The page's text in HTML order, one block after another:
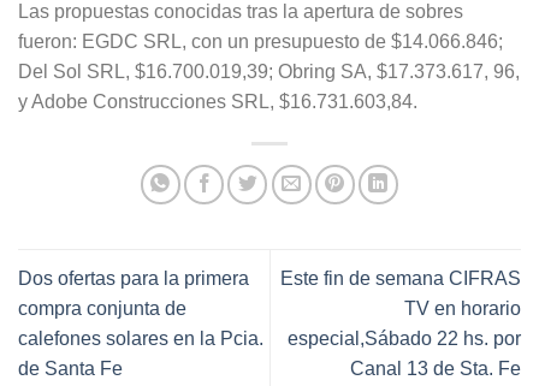
Las propuestas conocidas tras la apertura de sobres
fueron: EGDC SRL, con un presupuesto de $14.066.846;
Del Sol SRL, $16.700.019,39; Obring SA, $17.373.617, 96,
y Adobe Construcciones SRL, $16.731.603,84.
Dos ofertas para la primera
compra conjunta de
calefones solares en la Pcia.
de Santa Fe
Este fin de semana CIFRAS
TV en horario
especial,Sábado 22 hs. por
Canal 13 de Sta. Fe